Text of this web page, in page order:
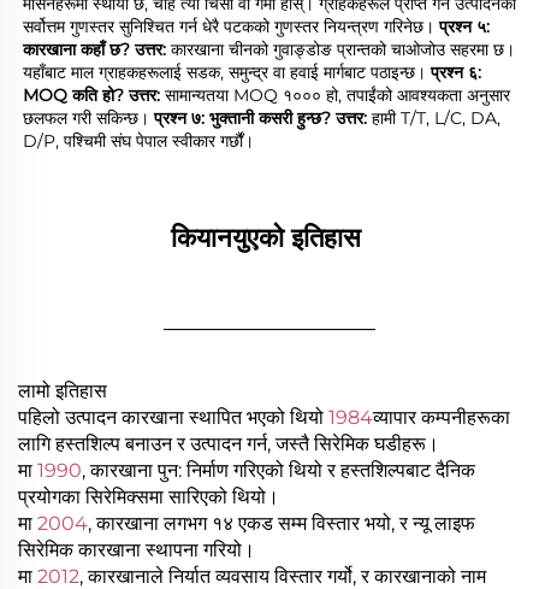
सर्वोत्तम गुणस्तर सुनिश्चित गर्न धेरै पटकको गुणस्तर नियन्त्रण गरिनेछ। प्रश्न ५:
कारखाना कहाँ छ? उत्तर: कारखाना चीनको गुवाङ्डोङ प्रान्तको चाओजोउ सहरमा छ।
यहाँबाट माल ग्राहकहरूलाई सडक, समुन्द्र वा हवाई मार्गबाट पठाइन्छ। प्रश्न ६:
MOQ कति हो? उत्तर: सामान्यतया MOQ १००० हो, तपाईंको आवश्यकता अनुसार
छलफल गरी सकिन्छ। प्रश्न ७: भुक्तानी कसरी हुन्छ? उत्तर: हामी T/T, L/C, DA,
D/P, पश्चिमी संघ पेपाल स्वीकार गर्छौं।
कियानयुएको इतिहास
लामो इतिहास
पहिलो उत्पादन कारखाना स्थापित भएको थियो 1984व्यापार कम्पनीहरूका
लागि हस्तशिल्प बनाउन र उत्पादन गर्न, जस्तै सिरेमिक घडीहरू।
मा 1990, कारखाना पुन: निर्माण गरिएको थियो र हस्तशिल्पबाट दैनिक
प्रयोगका सिरेमिक्समा सारिएको थियो।
मा 2004, कारखाना लगभग १४ एकड सम्म विस्तार भयो, र न्यू लाइफ
सिरेमिक कारखाना स्थापना गरियो।
मा 2012, कारखानाले निर्यात व्यवसाय विस्तार गर्यो, र कारखानाको नाम